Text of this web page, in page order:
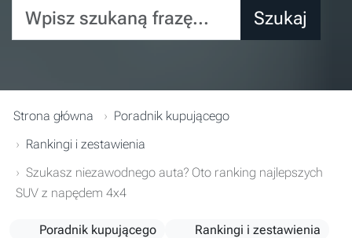
Wpisz szukaną frazę... Szukaj
Strona główna
Poradnik kupującego
Rankingi i zestawienia
Szukasz niezawodnego auta? Oto ranking najlepszych
SUV z napędem 4x4
Poradnik kupującego Rankingi i zestawienia